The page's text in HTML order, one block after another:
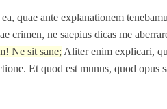
quae ante explanationem
crimen, ne saepius dicas me
Ne sit sane; Aliter enim explicari,
Et quod est munus, quod opus